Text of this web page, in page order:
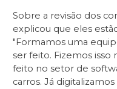
Sobre a revisão dos
explicou que eles
"Formamos uma
ser feito. Fizemos isso
feito no setor de
carros. Já